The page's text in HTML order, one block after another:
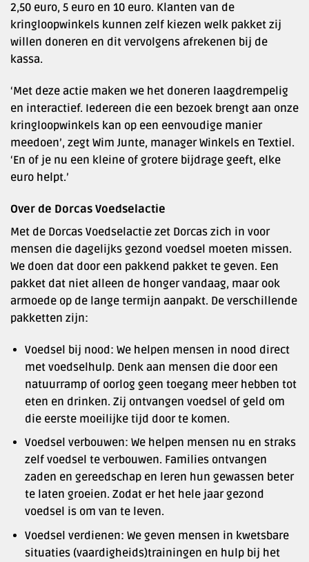
2,50 euro, 5 euro en 10 euro. Klanten van de
kringloopwinkels kunnen zelf kiezen welk pakket zij
willen doneren en dit vervolgens afrekenen bij de
kassa.
‘Met deze actie maken we het doneren laagdrempelig
en interactief. Iedereen die een bezoek brengt aan onze
kringloopwinkels kan op een eenvoudige manier
meedoen’, zegt Wim Junte, manager Winkels en Textiel.
‘En of je nu een kleine of grotere bijdrage geeft, elke
euro helpt.’
Over de Dorcas Voedselactie
Met de Dorcas Voedselactie zet Dorcas zich in voor
mensen die dagelijks gezond voedsel moeten missen.
We doen dat door een pakkend pakket te geven. Een
pakket dat niet alleen de honger vandaag, maar ook
armoede op de lange termijn aanpakt. De verschillende
pakketten zijn:
Voedsel bij nood: We helpen mensen in nood direct
met voedselhulp. Denk aan mensen die door een
natuurramp of oorlog geen toegang meer hebben tot
eten en drinken. Zij ontvangen voedsel of geld om
die eerste moeilijke tijd door te komen.
Voedsel verbouwen: We helpen mensen nu en straks
zelf voedsel te verbouwen. Families ontvangen
zaden en gereedschap en leren hun gewassen beter
te laten groeien. Zodat er het hele jaar gezond
voedsel is om van te leven.
Voedsel verdienen: We geven mensen in kwetsbare
situaties (vaardigheids)trainingen en hulp bij het